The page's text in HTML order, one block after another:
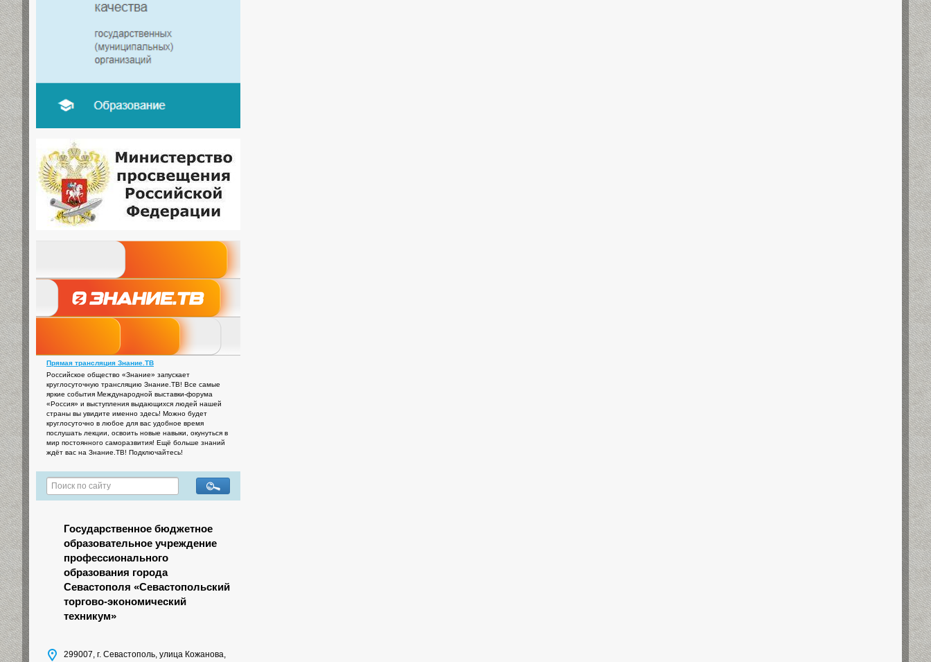
Прямая трансляция Знание.ТВ
Российское общество «Знание» запускает
круглосуточную трансляцию Знание.ТВ! Все самые
яркие события Международной выставки-форума
«Россия» и выступления выдающихся людей нашей
страны вы увидите именно здесь! Можно будет
круглосуточно в любое для вас удобное время
послушать лекции, освоить новые навыки, окунуться в
мир постоянного саморазвития! Ещё больше знаний
ждёт вас на Знание.ТВ! Подключайтесь!
Государственное бюджетное
образовательное учреждение
профессионального
образования города
Севастополя «Севастопольский
торгово-экономический
техникум»
299007, г. Севастополь, улица Кожанова,